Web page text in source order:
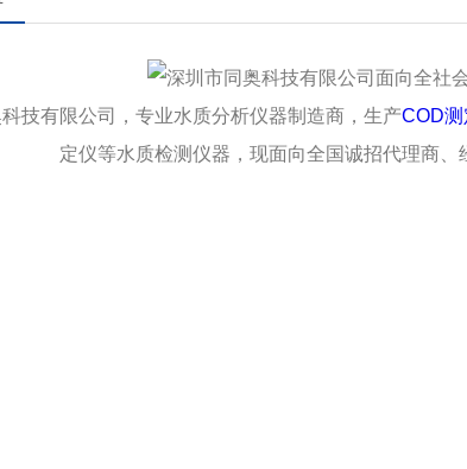
技有限公司，专业水质分析仪器制造商，生产COD测
定仪等水质检测仪器，现面向全国诚招代理商、